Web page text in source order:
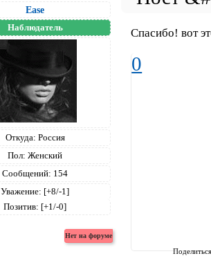
Ease
Наблюдатель
Откуда: Россия
Пол: Женский
Сообщений: 154
Уважение: [+8/-1]
Позитив: [+1/-0]
Спасибо! вот
0